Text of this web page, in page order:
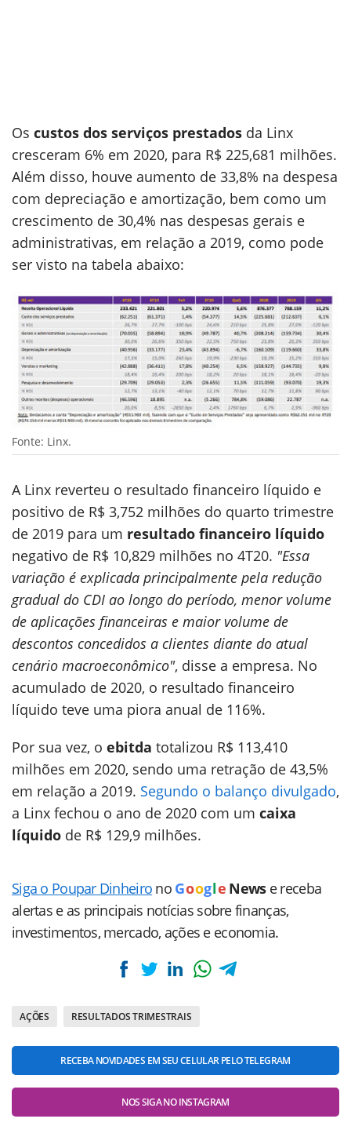
Os custos dos serviços prestados da Linx
cresceram 6% em 2020, para R$ 225,681 milhões.
Além disso, houve aumento de 33,8% na despesa
com depreciação e amortização, bem como um
crescimento de 30,4% nas despesas gerais e
administrativas, em relação a 2019, como pode
ser visto na tabela abaixo:
Fonte: Linx.
A Linx reverteu o resultado financeiro líquido e
positivo de R$ 3,752 milhões do quarto trimestre
de 2019 para um resultado financeiro líquido
negativo de R$ 10,829 milhões no 4T20. "Essa
variação é explicada principalmente pela redução
gradual do CDI ao longo do período, menor volume
de aplicações financeiras e maior volume de
descontos concedidos a clientes diante do atual
cenário macroeconômico", disse a empresa. No
acumulado de 2020, o resultado financeiro
líquido teve uma piora anual de 116%.
Por sua vez, o ebitda totalizou R$ 113,410
milhões em 2020, sendo uma retração de 43,5%
em relação a 2019. Segundo o balanço divulgado,
a Linx fechou o ano de 2020 com um caixa
líquido de R$ 129,9 milhões.
Siga o Poupar Dinheiro no Goog le News e receba
alertas e as principais notícias sobre finanças,
investimentos, mercado, ações e economia.
AÇÕES RESULTADOS TRIMESTRAIS
RECEBA NOVIDADES EM SEU CELULAR PELO TELEGRAM
NOS SIGA NO INSTAGRAM